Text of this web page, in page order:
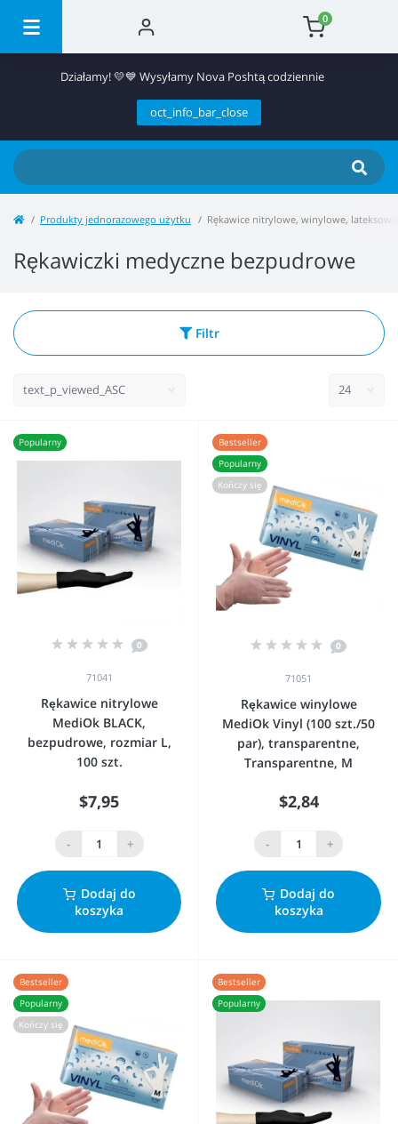
0
Działamy! 💛💙 Wysyłamy Nova Poshtą codziennie
oct_info_bar_close
Produkty jednorazowego użytku Rękawice nitrylowe, winylowe, lateksowe
Rękawiczki medyczne bezpudrowe
Filtr
Popularny
0
71041
Rękawice nitrylowe
MediOk BLACK,
bezpudrowe, rozmiar L,
100 szt.
$7,95
- +
Dodaj do
koszyka
Bestseller
Popularny
Kończy się
0
71051
Rękawice winylowe
MediOk Vinyl (100 szt./50
par), transparentne,
Transparentne, M
$2,84
- +
Dodaj do
koszyka
Bestseller
Popularny
Kończy się
Bestseller
Popularny